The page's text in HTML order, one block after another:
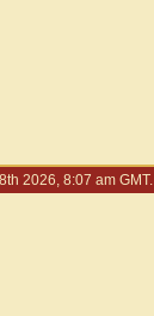
2026, 8:07 am GMT.